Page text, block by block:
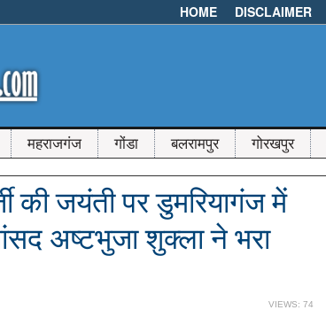
HOME DISCLAIMER
महराजगंज गोंडा बलरामपुर गोरखपुर
की जयंती पर डुमरियागंज में
अष्टभुजा शुक्ला ने भरा
VIEWS: 74